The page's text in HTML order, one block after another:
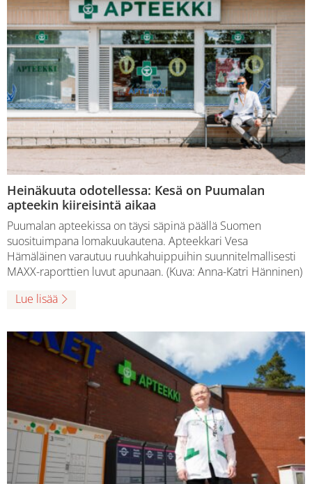
Heinäkuuta odotellessa: Kesä on Puumalan
apteekin kiireisintä aikaa
Puumalan apteekissa on täysi säpinä päällä Suomen
suosituimpana lomakuukautena. Apteekkari Vesa
Hämäläinen varautuu ruuhkahuippuihin suunnitelmallisesti
MAXX-raporttien luvut apunaan. (Kuva: Anna-Katri Hänninen)
Lue lisää